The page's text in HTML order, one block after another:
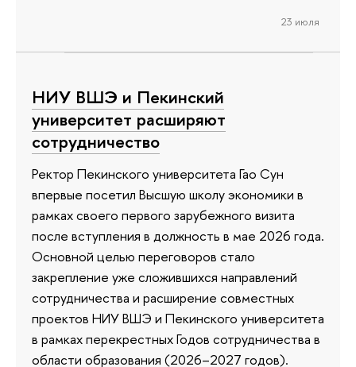
23 июля
НИУ ВШЭ и Пекинский
университет расширяют
сотрудничество
Ректор Пекинского университета Гао Сун
впервые посетил Высшую школу экономики в
рамках своего первого зарубежного визита
после вступления в должность в мае 2026 года.
Основной целью переговоров стало
закрепление уже сложившихся направлений
сотрудничества и расширение совместных
проектов НИУ ВШЭ и Пекинского университета
в рамках перекрестных Годов сотрудничества в
области образования (2026–2027 годов).